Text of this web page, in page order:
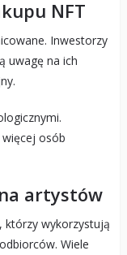
NFT
Inwestorzy
uwagę na ich
osób
artystów
którzy wykorzystują
Wiele